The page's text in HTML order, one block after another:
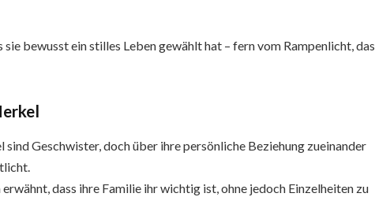
bewusst ein stilles Leben gewählt hat – fern vom Rampenlicht, das
sind Geschwister, doch über ihre persönliche Beziehung zueinander
dass ihre Familie ihr wichtig ist, ohne jedoch Einzelheiten zu